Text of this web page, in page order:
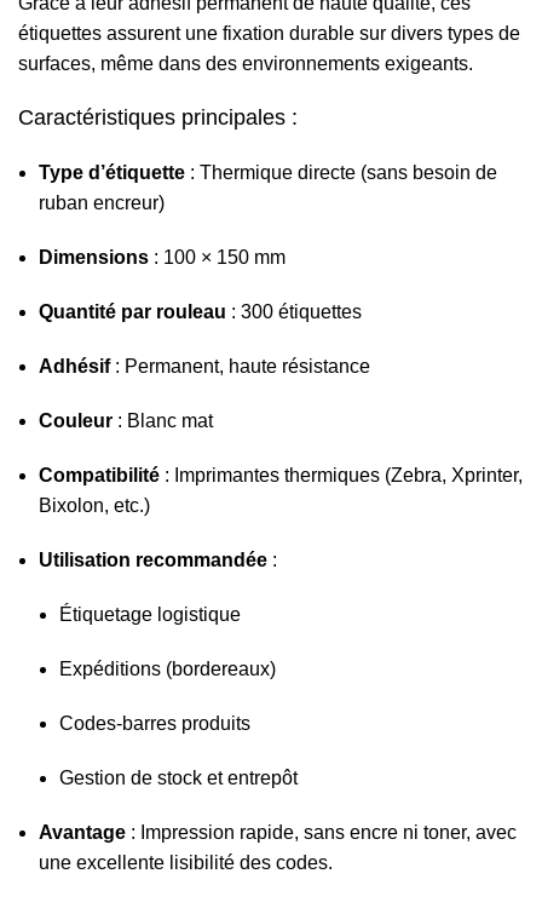
étiquettes assurent une fixation durable sur divers types de
surfaces, même dans des environnements exigeants.
Caractéristiques principales :
Type d’étiquette : Thermique directe (sans besoin de
ruban encreur)
Dimensions : 100 × 150 mm
Quantité par rouleau : 300 étiquettes
Adhésif: Permanent, haute résistance
Couleur : Blanc mat
Compatibilité : Imprimantes thermiques (Zebra, Xprinter,
Bixolon, etc.)
Utilisation recommandée :
Étiquetage logistique
Expéditions (bordereaux)
Codes-barres produits
Gestion de stock et entrepôt
Avantage : Impression rapide, sans encre ni toner, avec
une excellente lisibilité des codes.